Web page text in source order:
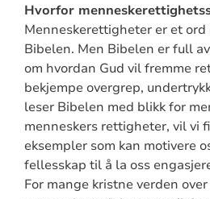
Hvorfor
Menneskerettigheter er et ord
Bibelen. Men Bibelen er full
om hvordan Gud vil fremme
bekjempe overgrep,
leser Bibelen med blikk for
menneskers rettigheter, vil vi
eksempler som kan motivere
fellesskap til å la oss
For mange kristne verden